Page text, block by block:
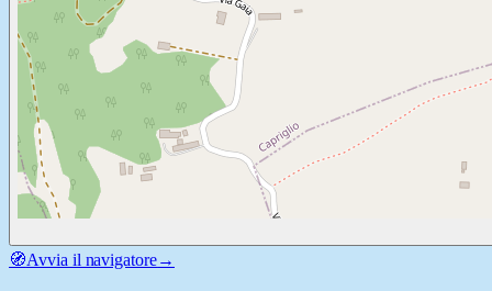
🧭Avvia il navigatore→